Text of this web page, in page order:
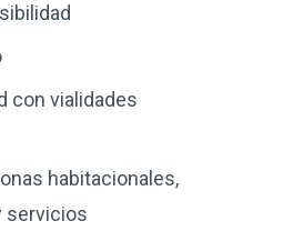
con vialidades
habitacionales,
servicios